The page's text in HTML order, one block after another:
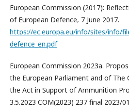
European Commission (2017):
of European Defence, 7 June 2017.
https://ec.europa.eu/info/sites/info/
defence_en.pdf
European Commission 2023a.
the European Parliament and of The
the Act in Support of Ammunition
3.5.2023 COM(2023) 237 final 2023/